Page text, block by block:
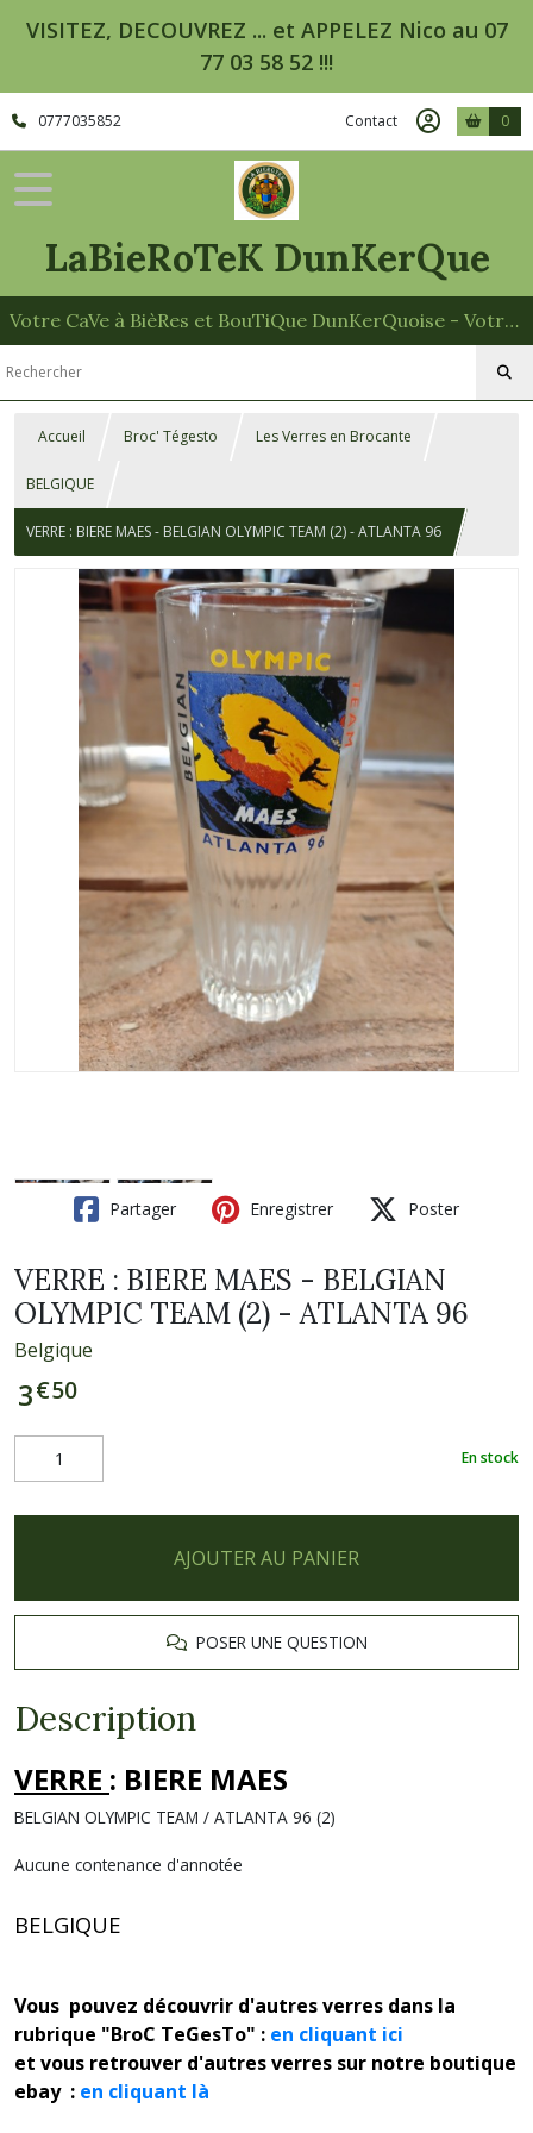
VISITEZ, DECOUVREZ ... et APPELEZ Nico au 07
77 03 58 52 !!!
0777035852 Contact 0
LaBieRoTeK DunKerQue
Votre CaVe à BièRes et BouTiQue DunKerQuoise - Votre Spécialiste des Paniers Garnis
Accueil Broc' Tégesto Les Verres en Brocante
BELGIQUE
VERRE : BIERE MAES - BELGIAN OLYMPIC TEAM (2) - ATLANTA 96
Partager Enregistrer Poster
VERRE : BIERE MAES - BELGIAN
OLYMPIC TEAM (2) - ATLANTA 96
Belgique
3€50
En stock
AJOUTER AU PANIER
POSER UNE QUESTION
Description
VERRE : BIERE MAES
BELGIAN OLYMPIC TEAM / ATLANTA 96 (2)
Aucune contenance d'annotée
BELGIQUE
Vous pouvez découvrir d'autres verres dans la
rubrique "BroC TeGesTo" : en cliquant ici
et vous retrouver d'autres verres sur notre boutique
ebay : en cliquant là